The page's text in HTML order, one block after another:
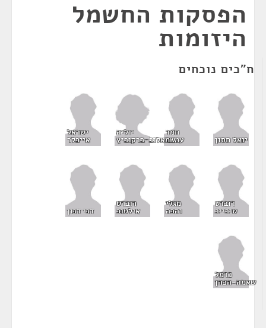
הפסקות החשמל
היזומות
ח"כים נוכחים
יואל חסון
חמד
עמאר
יוליה
שמאלוב-ברקוביץ
ישראל
אייכלר
רוברט
טיבייב
מגלי
והבה
רוברט
אילטוב דני דנון
כרמל
שאמה-הכהן